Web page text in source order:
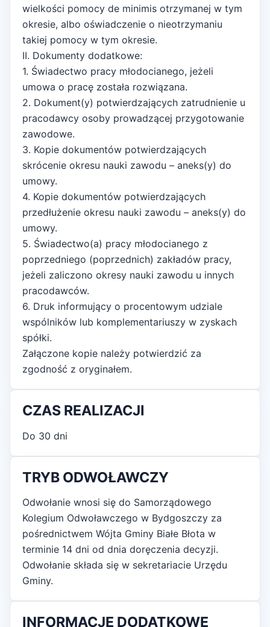
wielkości pomocy de minimis otrzymanej w tym
okresie, albo oświadczenie o nieotrzymaniu
takiej pomocy w tym okresie.
II. Dokumenty dodatkowe:
1. Świadectwo pracy młodocianego, jeżeli
umowa o pracę została rozwiązana.
2. Dokument(y) potwierdzających zatrudnienie u
pracodawcy osoby prowadzącej przygotowanie
zawodowe.
3. Kopie dokumentów potwierdzających
skrócenie okresu nauki zawodu – aneks(y) do
umowy.
4. Kopie dokumentów potwierdzających
przedłużenie okresu nauki zawodu – aneks(y) do
umowy.
5. Świadectwo(a) pracy młodocianego z
poprzedniego (poprzednich) zakładów pracy,
jeżeli zaliczono okresy nauki zawodu u innych
pracodawców.
6. Druk informujący o procentowym udziale
wspólników lub komplementariuszy w zyskach
spółki.
Załączone kopie należy potwierdzić za
zgodność z oryginałem.
CZAS REALIZACJI
Do 30 dni
TRYB ODWOŁAWCZY
Odwołanie wnosi się do Samorządowego
Kolegium Odwoławczego w Bydgoszczy za
pośrednictwem Wójta Gminy Białe Błota w
terminie 14 dni od dnia doręczenia decyzji.
Odwołanie składa się w sekretariacie Urzędu
Gminy.
INFORMACJE DODATKOWE